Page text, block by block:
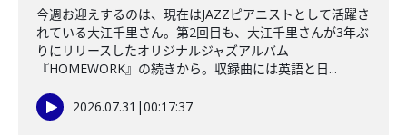
今週お迎えするのは、現在はJAZZピアニストとして活躍さ
れている大江千里さん。第2回目も、大江千里さんが3年ぶ
りにリリースしたオリジナルジャズアルバム
『HOMEWORK』の続きから。収録曲には英語と日...
2026.07.31 |00:17:37